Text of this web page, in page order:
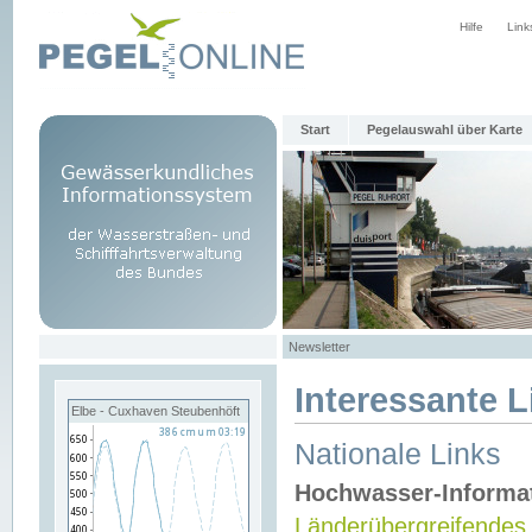
Hilfe
Start Pegelauswahl über Karte
Newsletter
Elbe - Cuxhaven Steubenhöft Interessante
Nationale Links
Hochwasser-